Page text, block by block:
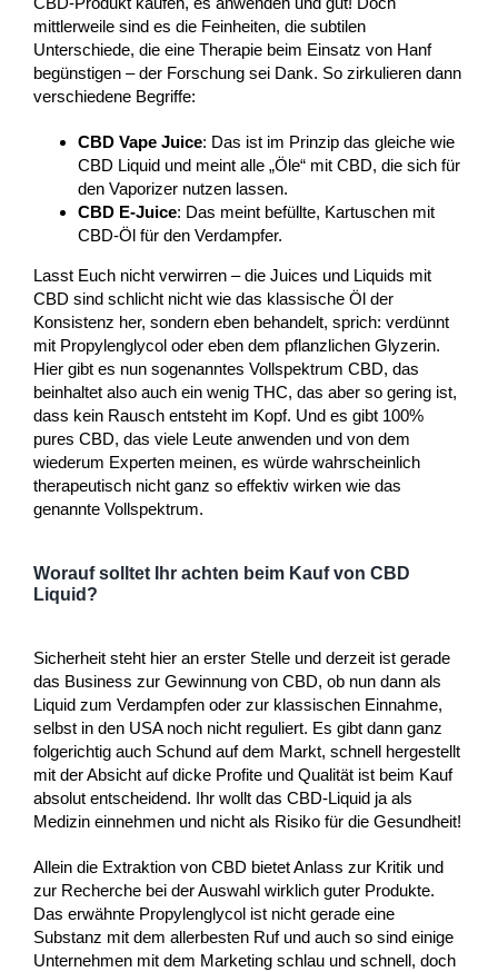
mittlerweile sind es die Feinheiten, die subtilen
Unterschiede, die eine Therapie beim Einsatz von Hanf
begünstigen – der Forschung sei Dank. So zirkulieren dann
verschiedene Begriffe:
CBD Vape Juice: Das ist im Prinzip das gleiche wie
CBD Liquid und meint alle „Öle“ mit CBD, die sich für
den Vaporizer nutzen lassen.
CBD E-Juice: Das meint befüllte, Kartuschen mit
CBD-Öl für den Verdampfer.
Lasst Euch nicht verwirren – die Juices und Liquids mit
CBD sind schlicht nicht wie das klassische Öl der
Konsistenz her, sondern eben behandelt, sprich: verdünnt
mit Propylenglycol oder eben dem pflanzlichen Glyzerin.
Hier gibt es nun sogenanntes Vollspektrum CBD, das
beinhaltet also auch ein wenig THC, das aber so gering ist,
dass kein Rausch entsteht im Kopf. Und es gibt 100%
pures CBD, das viele Leute anwenden und von dem
wiederum Experten meinen, es würde wahrscheinlich
therapeutisch nicht ganz so effektiv wirken wie das
genannte Vollspektrum.
Worauf solltet Ihr achten beim Kauf von CBD
Liquid?
Sicherheit steht hier an erster Stelle und derzeit ist gerade
das Business zur Gewinnung von CBD, ob nun dann als
Liquid zum Verdampfen oder zur klassischen Einnahme,
selbst in den USA noch nicht reguliert. Es gibt dann ganz
folgerichtig auch Schund auf dem Markt, schnell hergestellt
mit der Absicht auf dicke Profite und Qualität ist beim Kauf
absolut entscheidend. Ihr wollt das CBD-Liquid ja als
Medizin einnehmen und nicht als Risiko für die Gesundheit!
Allein die Extraktion von CBD bietet Anlass zur Kritik und
zur Recherche bei der Auswahl wirklich guter Produkte.
Das erwähnte Propylenglycol ist nicht gerade eine
Substanz mit dem allerbesten Ruf und auch so sind einige
Unternehmen mit dem Marketing schlau und schnell, doch